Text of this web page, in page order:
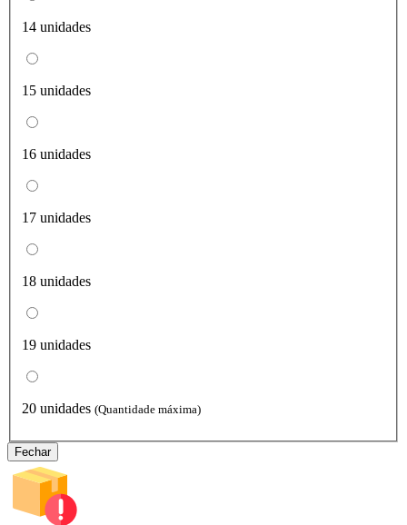
14 unidades
15 unidades
16 unidades
17 unidades
18 unidades
19 unidades
20 unidades (Quantidade máxima)
Fechar